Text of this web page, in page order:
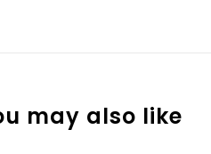
may also like